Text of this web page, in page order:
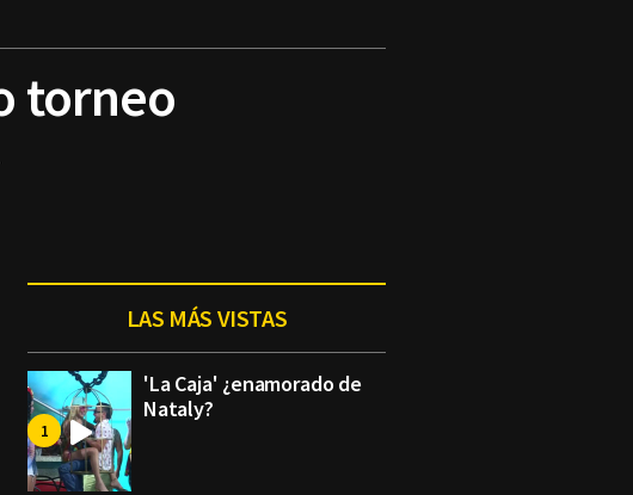
torneo
LAS MÁS VISTAS
'La Caja' ¿enamorado de
Nataly?